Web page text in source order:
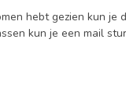
hebt gezien kun
kun je een mail